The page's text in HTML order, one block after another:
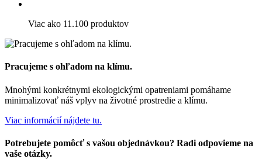
Viac ako 11.100 produktov
Pracujeme s ohľadom na klímu.
Mnohými konkrétnymi ekologickými opatreniami pomáhame
minimalizovať náš vplyv na životné prostredie a klímu.
Viac informácií nájdete tu.
Potrebujete pomôcť s vašou objednávkou? Radi odpovieme na
vaše otázky.